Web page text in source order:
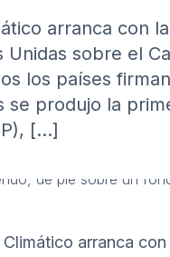
arranca con
sobre el
los países
se produjo la
[…]
arranca con